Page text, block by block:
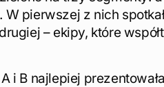
W pierwszej z nich
– ekipy, które
i B najlepiej